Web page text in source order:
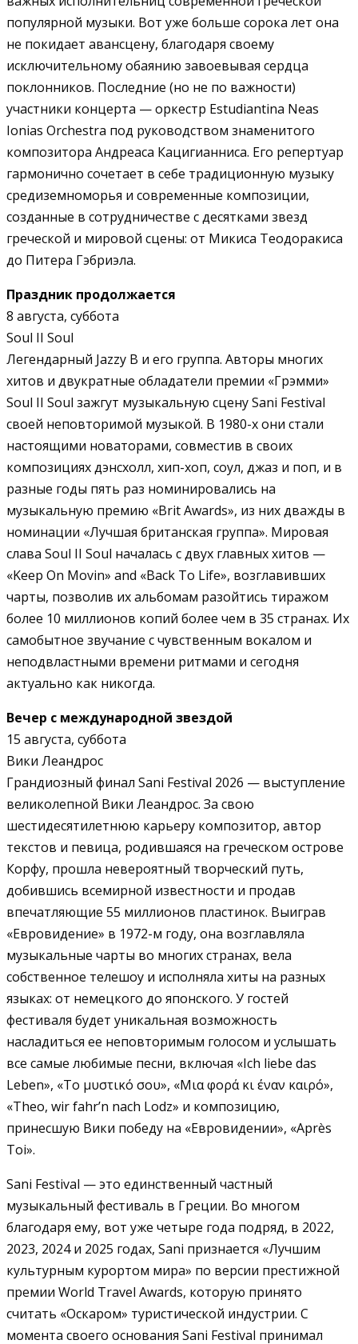
популярной музыки. Вот уже больше сорока лет она
не покидает авансцену, благодаря своему
исключительному обаянию завоевывая сердца
поклонников. Последние (но не по важности)
участники концерта — оркестр Estudiantina Neas
Ionias Orchestra под руководством знаменитого
композитора Андреаса Кацигианниса. Его репертуар
гармонично сочетает в себе традиционную музыку
средиземноморья и современные композиции,
созданные в сотрудничестве с десятками звезд
греческой и мировой сцены: от Микиса Теодоракиса
до Питера Гэбриэла.
Праздник продолжается
8 августа, суббота
Soul II Soul
Легендарный Jazzy B и его группа. Авторы многих
хитов и двукратные обладатели премии «Грэмми»
Soul II Soul зажгут музыкальную сцену Sani Festival
своей неповторимой музыкой. В 1980-х они стали
настоящими новаторами, совместив в своих
композициях дэнсхолл, хип-хоп, соул, джаз и поп, и в
разные годы пять раз номинировались на
музыкальную премию «Brit Awards», из них дважды в
номинации «Лучшая британская группа». Мировая
слава Soul II Soul началась с двух главных хитов —
«Keep On Movin» and «Back To Life», возглавивших
чарты, позволив их альбомам разойтись тиражом
более 10 миллионов копий более чем в 35 странах. Их
самобытное звучание с чувственным вокалом и
неподвластными времени ритмами и сегодня
актуально как никогда.
Вечер с международной звездой
15 августа, суббота
Вики Леандрос
Грандиозный финал Sani Festival 2026 — выступление
великолепной Вики Леандрос. За свою
шестидесятилетнюю карьеру композитор, автор
текстов и певица, родившаяся на греческом острове
Корфу, прошла невероятный творческий путь,
добившись всемирной известности и продав
впечатляющие 55 миллионов пластинок. Выиграв
«Евровидение» в 1972-м году, она возглавляла
музыкальные чарты во многих странах, вела
собственное телешоу и исполняла хиты на разных
языках: от немецкого до японского. У гостей
фестиваля будет уникальная возможность
насладиться ее неповторимым голосом и услышать
все самые любимые песни, включая «Ich liebe das
Leben», «Το μυστικό σου», «Μια φορά κι έναν καιρό»,
«Theo, wir fahr’n nach Lodz» и композицию,
принесшую Вики победу на «Евровидении», «Après
Toi».
Sani Festival — это единственный частный
музыкальный фестиваль в Греции. Во многом
благодаря ему, вот уже четыре года подряд, в 2022,
2023, 2024 и 2025 годах, Sani признается «Лучшим
культурным курортом мира» по версии престижной
премии World Travel Awards, которую принято
считать «Оскаром» туристической индустрии. С
момента своего основания Sani Festival принимал